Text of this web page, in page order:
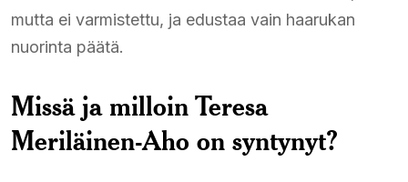
mutta ei varmistettu, ja edustaa vain haarukan
nuorinta päätä.
Missä ja milloin Teresa
Meriläinen-Aho on syntynyt?